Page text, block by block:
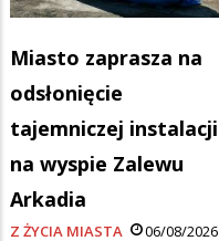
Miasto zaprasza na
odsłonięcie
tajemniczej instalacji
na wyspie Zalewu
Arkadia
Z ŻYCIA MIASTA 06/08/2026